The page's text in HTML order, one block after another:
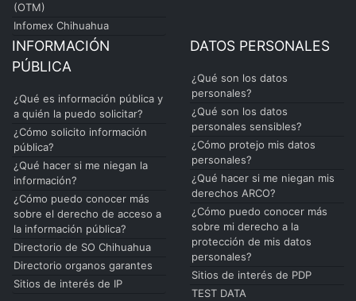
(OTM)
Infomex Chihuahua
INFORMACIÓN
PÚBLICA
¿Qué es información pública y
a quién la puedo solicitar?
¿Cómo solicito información
pública?
¿Qué hacer si me niegan la
información?
¿Cómo puedo conocer más
sobre el derecho de acceso a
la información pública?
Directorio de SO Chihuahua
Directorio organos garantes
Sitios de interés de IP
DATOS PERSONALES
¿Qué son los datos
personales?
¿Qué son los datos
personales sensibles?
¿Cómo protejo mis datos
personales?
¿Qué hacer si me niegan mis
derechos ARCO?
¿Cómo puedo conocer más
sobre mi derecho a la
protección de mis datos
personales?
Sitios de interés de PDP
TEST DATA